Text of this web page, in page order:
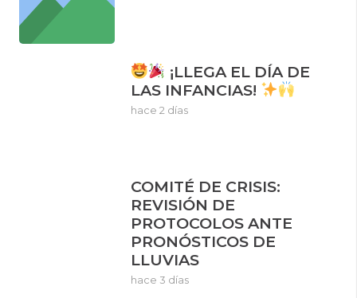
¡LLEGA EL DÍA DE
LAS INFANCIAS!
hace 2 días
COMITÉ DE CRISIS:
REVISIÓN DE
PROTOCOLOS ANTE
PRONÓSTICOS DE
LLUVIAS
hace 3 días